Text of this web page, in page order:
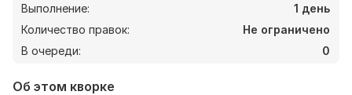
Выполнение:
1 день
Количество правок:
Не ограничено
В очереди:
0
Об этом кворке